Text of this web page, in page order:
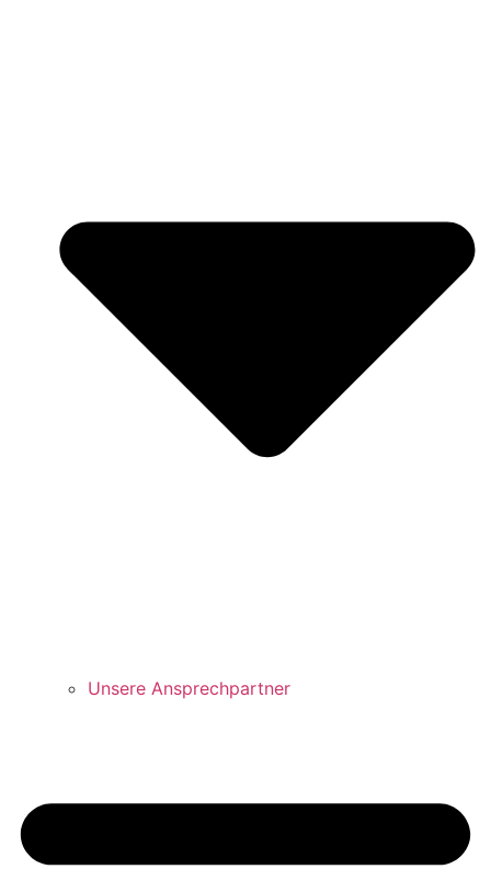
Unsere Ansprechpartner